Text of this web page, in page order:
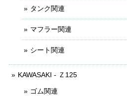
タンク関連
マフラー関連
シート関連
KAWASAKI - Ｚ125
ゴム関連